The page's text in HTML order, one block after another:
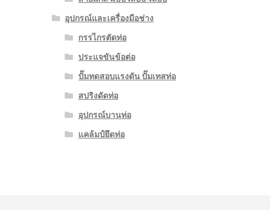
อุปกรณ์และเครื่องมือช่าง
กรรไกรตัดท่อ
ประแจขันข้อต่อ
ปั๊มทดสอบแรงดัน ปั๊มเทสท่อ
สปริงดัดท่อ
อุปกรณ์บานท่อ
แคล้มป์ยึดท่อ